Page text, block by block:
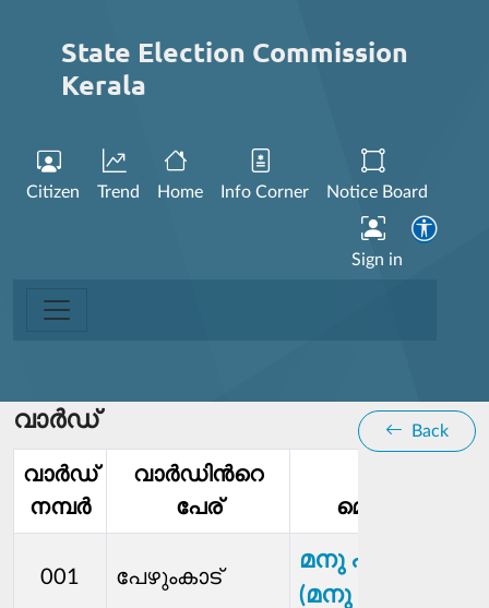
State Election Commission
Kerala
Citizen Trend Home Info Corner Notice Board
Sign in
വാര്‍ഡ് Back
വാര്‍ഡ്‌
നമ്പര്‍
വാര്‍ഡിൻറെ
പേര്
മെമ്പര്‍
001 പേഴുംകാട്
മനു പി എം
(മനു മോനി)